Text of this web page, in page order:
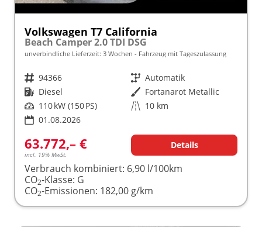
Volkswagen T7 California
Beach Camper 2.0 TDI DSG
unverbindliche Lieferzeit: 3 Wochen Fahrzeug mit Tageszulassung
Fahrzeugnr. 94366 Getriebe Automatik
Kraftstoff Diesel Außenfarbe Fortanarot Metallic
Leistung 110 kW (150 PS) Kilometerstand 10 km
01.08.2026
63.772,– €
incl. 19% MwSt.
Details
Verbrauch kombiniert: 6,90 l/100km
CO2-Klasse: G
CO2-Emissionen: 182,00 g/km